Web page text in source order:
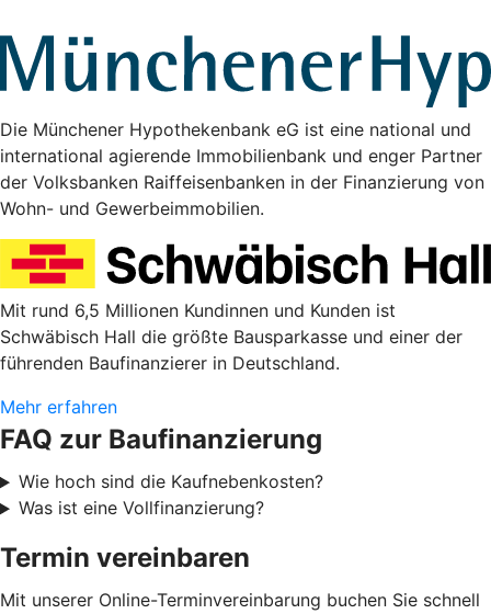
Die Münchener Hypothekenbank eG ist eine national und
international agierende Immobilienbank und enger Partner
der Volksbanken Raiffeisenbanken in der Finanzierung von
Wohn- und Gewerbeimmobilien.
Mit rund 6,5 Millionen Kundinnen und Kunden ist
Schwäbisch Hall die größte Bausparkasse und einer der
führenden Baufinanzierer in Deutschland.
Mehr erfahren
FAQ zur Baufinanzierung
Wie hoch sind die Kaufnebenkosten?
Was ist eine Vollfinanzierung?
Termin vereinbaren
Mit unserer Online-Terminvereinbarung buchen Sie schnell